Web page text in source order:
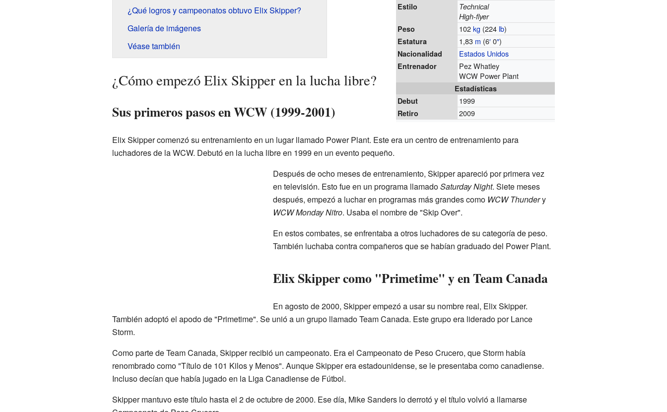
Estilo
Technical
High-flyer
Peso
102kg (224 lb)
Estatura 1,83 m (6′0″)
Nacionalidad Estados Unidos
Entrenador
Pez Whatley
WCW Power Plant
Estadísticas
Debut
1999
Retiro 2009
¿Qué logros y campeonatos obtuvo Elix Skipper?
Galería de imágenes
Véase también
¿Cómo empezó Elix Skipper en la lucha libre?
Sus primeros pasos en WCW (1999-2001)
Elix Skipper comenzó su entrenamiento en un lugar llamado Power Plant. Este era un centro de entrenamiento para
luchadores de la WCW. Debutó en la lucha libre en 1999 en un evento pequeño.
Después de ocho meses de entrenamiento, Skipper apareció por primera vez
en televisión. Esto fue en un programa llamadoSaturday Night. Siete meses
después, empezó a luchar en programas más grandes como WCW Thundery
WCW Monday Nitro. Usaba el nombre de "Skip Over".
En estos combates, se enfrentaba a otros luchadores de su categoría de peso.
También luchaba contra compañeros que se habían graduado del Power Plant.
Elix Skipper como "Primetime" y en Team Canada
En agosto de 2000, Skipper empezó a usar su nombre real, Elix Skipper.
También adoptó el apodo de "Primetime". Se unió a un grupo llamado Team Canada. Este grupo era liderado por Lance
Storm.
Como parte de Team Canada, Skipper recibió un campeonato. Era el Campeonato de Peso Crucero, que Storm había
renombrado como "Título de 101 Kilos y Menos". Aunque Skipper era estadounidense, se le presentaba como canadiense.
Incluso decían que había jugado en la Liga Canadiense de Fútbol.
Skipper mantuvo este título hasta el 2 de octubre de 2000. Ese día, Mike Sanders lo derrotó y el título volvió a llamarse